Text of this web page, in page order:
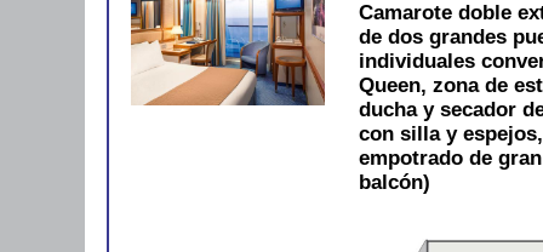
Camarote doble
de dos grandes
individuales
Queen, zona de
ducha y secador
con silla y
empotrado de
balcón)